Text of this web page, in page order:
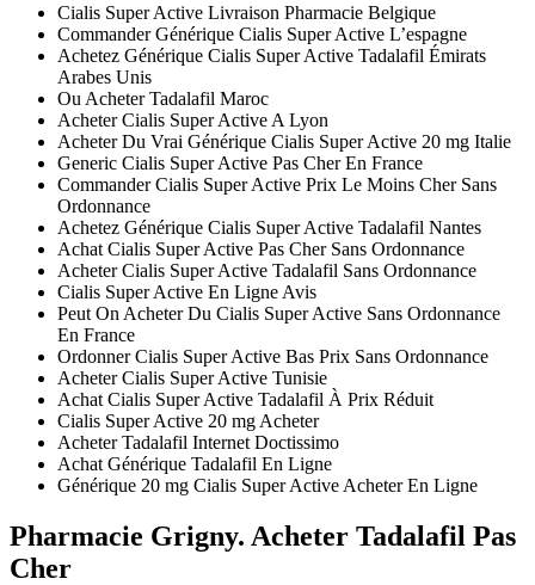
Cialis Super Active Livraison Pharmacie Belgique
Commander Générique Cialis Super Active L’espagne
Achetez Générique Cialis Super Active Tadalafil Émirats
Arabes Unis
Ou Acheter Tadalafil Maroc
Acheter Cialis Super Active A Lyon
Acheter Du Vrai Générique Cialis Super Active 20 mg Italie
Generic Cialis Super Active Pas Cher En France
Commander Cialis Super Active Prix Le Moins Cher Sans
Ordonnance
Achetez Générique Cialis Super Active Tadalafil Nantes
Achat Cialis Super Active Pas Cher Sans Ordonnance
Acheter Cialis Super Active Tadalafil Sans Ordonnance
Cialis Super Active En Ligne Avis
Peut On Acheter Du Cialis Super Active Sans Ordonnance
En France
Ordonner Cialis Super Active Bas Prix Sans Ordonnance
Acheter Cialis Super Active Tunisie
Achat Cialis Super Active Tadalafil À Prix Réduit
Cialis Super Active 20 mg Acheter
Acheter Tadalafil Internet Doctissimo
Achat Générique Tadalafil En Ligne
Générique 20 mg Cialis Super Active Acheter En Ligne
Pharmacie Grigny. Acheter Tadalafil Pas
Cher